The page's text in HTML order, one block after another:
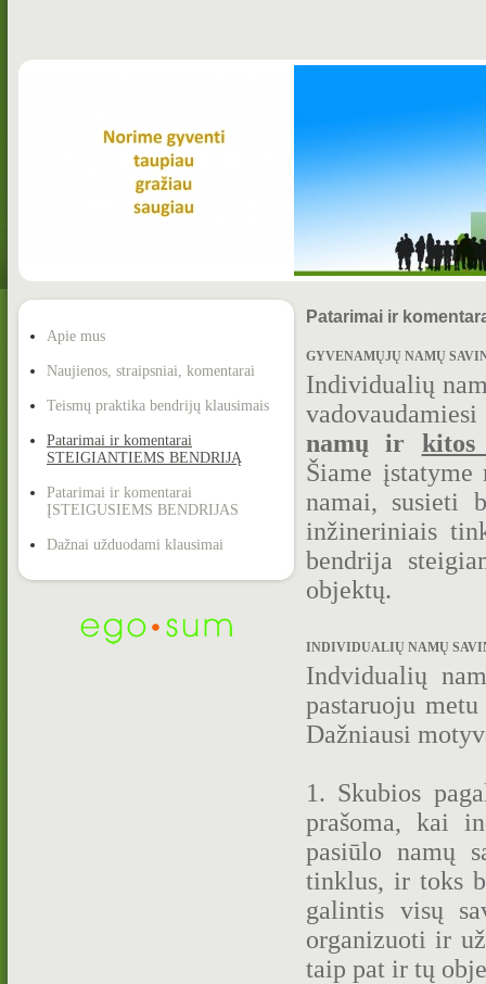
Apie mus
Naujienos, straipsniai, komentarai
Teismų praktika bendrijų klausimais
Patarimai ir komentarai
STEIGIANTIEMS BENDRIJĄ
Patarimai ir komentarai
ĮSTEIGUSIEMS BENDRIJAS
Dažnai užduodami klausimai
Patarimai ir
GYVENAMŲJŲ NAMŲ
Individualių
namų ir kitos
Šiame
namai, susieti
inžineriniais
bendrija
objektų.
INDIVIDUALIŲ NAMŲ
Indvidualių
pastaruoju
Dažniausi
1. Skubios
prašoma, kai
pasiūlo namų
tinklus, ir toks
galintis visų
organizuoti ir
taip pat ir tų